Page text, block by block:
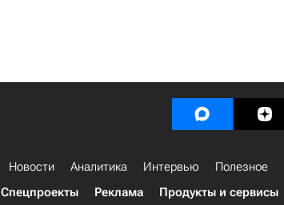
Новости Аналитика Интервью Полезное
Спецпроекты
Реклама Продукты и сервисы